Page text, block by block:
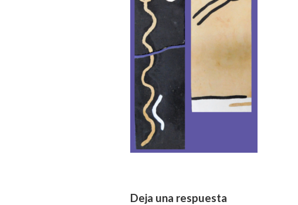
Deja una respuesta